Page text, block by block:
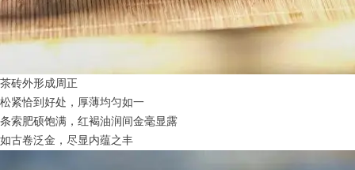
茶砖外形成周正
松紧恰到好处，厚薄均匀如一
条索肥硕饱满，红褐油润间金毫显露
如古卷泛金，尽显内蕴之丰